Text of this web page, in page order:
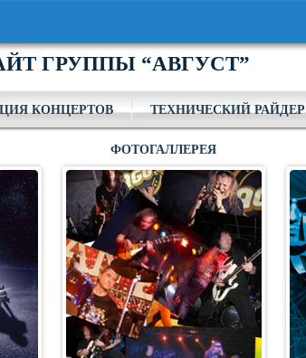
ГРУППЫ “АВГУСТ”
КОНЦЕРТОВ ТЕХНИЧЕСКИЙ РАЙДЕР
ФОТОГАЛЛЕРЕЯ